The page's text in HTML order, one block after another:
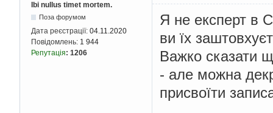
Ibi nullus timet mortem.
Поза форумом
Дата реєстрації: 04.11.2020
Повідомлень: 1 944
Репутація: 1206
Я не експерт в
ви їх
Важко сказати
- але можна
присвоїти